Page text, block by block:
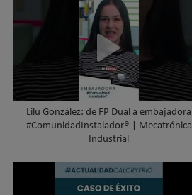
Lilu González: de FP Dual a embajadora
#ComunidadInstalador® | Mecatrónica
Industrial